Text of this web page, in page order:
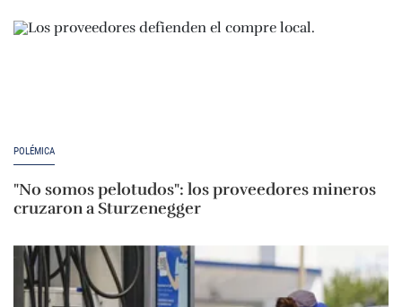
POLÉMICA
"No somos pelotudos": los proveedores mineros
cruzaron a Sturzenegger